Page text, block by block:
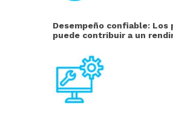
Desempeño confiable:
puede contribuir a un